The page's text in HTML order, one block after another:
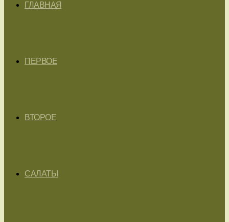
ГЛАВНАЯ
ПЕРВОЕ
ВТОРОЕ
САЛАТЫ